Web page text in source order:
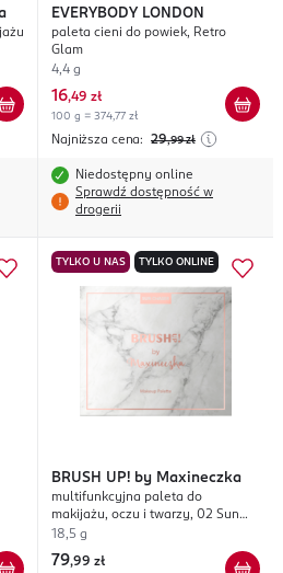
EVERYBODY LONDON
paleta cieni do powiek, Retro
Glam
4,4 g
16,49 zł
100 g = 374,77 zł
Najniższa cena: 29,99 zł
Niedostępny online
Sprawdź dostępność w
drogerii
TYLKO U NAS TYLKO ONLINE
BRUSH UP! by Maxineczka
multifunkcyjna paleta do
makijażu, oczu i twarzy, 02 Sun
Chaser
18,5 g
79,99 zł